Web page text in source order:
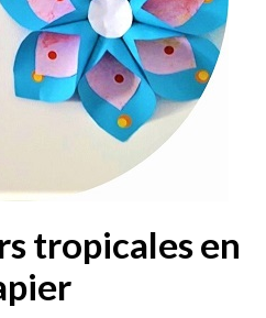
tropicales en